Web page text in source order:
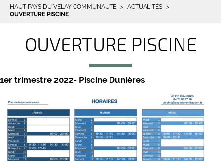
HAUT PAYS DU VELAY COMMUNAUTÉ
ACTUALITÉS
OUVERTURE PISCINE
OUVERTURE PISCINE
1er trimestre 2022- Piscine Dunières